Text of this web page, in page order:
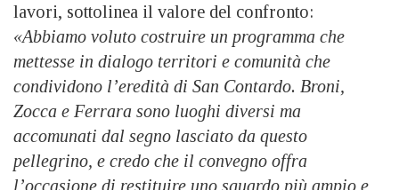
lavori, sottolinea il valore del confronto:
«Abbiamo voluto costruire un programma che
mettesse in dialogo territori e comunità che
condividono l’eredità di San Contardo. Broni,
Zocca e Ferrara sono luoghi diversi ma
accomunati dal segno lasciato da questo
pellegrino, e credo che il convegno offra
l’occasione di restituire uno sguardo più ampio e